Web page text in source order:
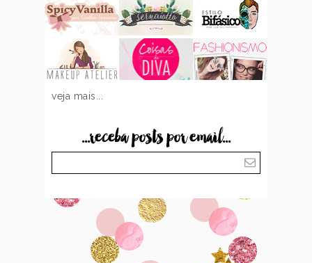
veja mais...
...receba posts por email...